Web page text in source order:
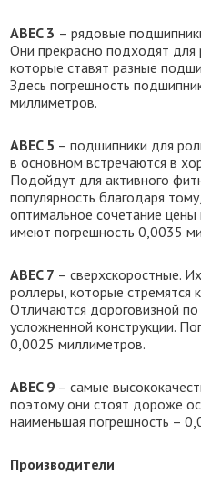
ABEC 3 – рядовые
Они прекрасно подходят для
которые ставят разные
Здесь погрешность
миллиметров.
ABEC 5 – подшипники для
в основном встречаются в
Подойдут для активного
популярность благодаря
оптимальное сочетание
имеют погрешность 0,0035
ABEC 7 – сверхскоростные.
роллеры, которые стремятся
Отличаются дороговизной по
усложненной конструкции.
0,0025 миллиметров.
ABEC 9 – самые
поэтому они стоят дороже
наименьшая погрешность –
Производители